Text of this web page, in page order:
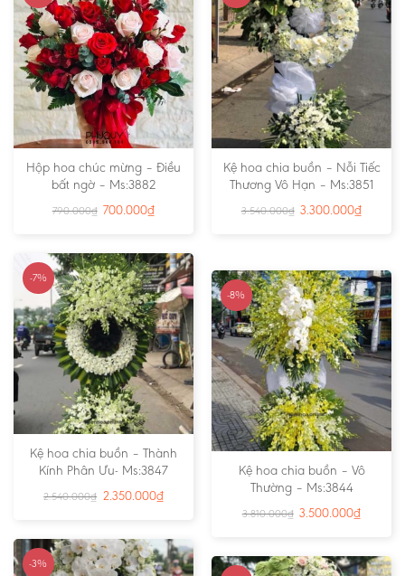
Hộp hoa chúc mừng – Điều
bất ngờ – Ms:3882
790.000₫ 700.000₫
Kệ hoa chia buồn – Nỗi Tiếc
Thương Vô Hạn – Ms:3851
3.540.000₫ 3.300.000₫
-7%
Kệ hoa chia buồn – Thành
Kính Phân Ưu- Ms:3847
2.540.000₫ 2.350.000₫
-8%
Kệ hoa chia buồn – Vô
Thường – Ms:3844
3.810.000₫ 3.500.000₫
-3%